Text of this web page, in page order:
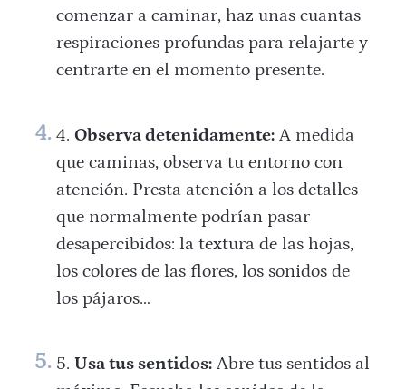
comenzar a caminar, haz unas cuantas
respiraciones profundas para relajarte y
centrarte en el momento presente.
Observa detenidamente:A medida
que caminas, observa tu entorno con
atención. Presta atención a los detalles
que normalmente podrían pasar
desapercibidos: la textura de las hojas,
los colores de las flores, los sonidos de
los pájaros…
Usa tus sentidos:Abre tus sentidos al